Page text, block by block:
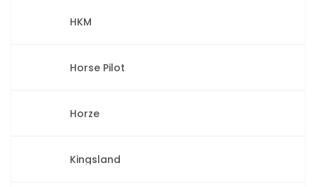
HKM
Horse Pilot
Horze
Kingsland